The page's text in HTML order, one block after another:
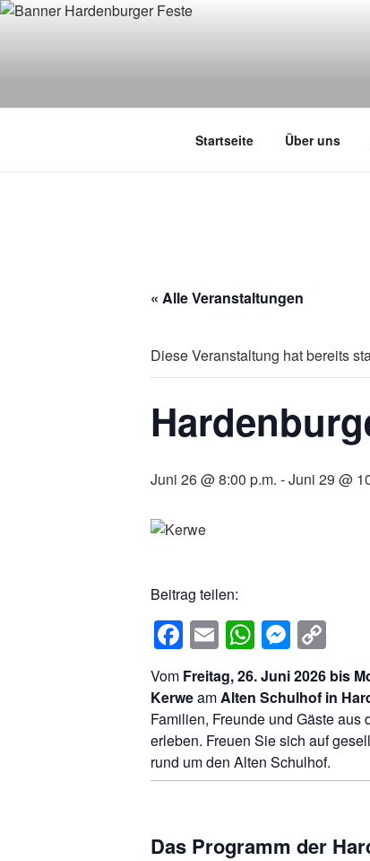
Zum
Startseite Über uns
« Alle Veranstaltungen
Diese Veranstaltung hat bereits
Juni 26 @ 8:00 p.m. -Juni 29 @
Beitrag teilen:
F
a
c
e
b
o
k
E
m
ail
W
h
at
s
A
p
M
e
ss
e
n
g
o
p
y
Li
n
Vom Freitag, 26. Juni 2026 bis
KerweamAlten Schulhof in
Familien, Freunde und Gäste
erleben. Freuen Sie sich auf
rund um den Alten Schulhof.
Das Programm der